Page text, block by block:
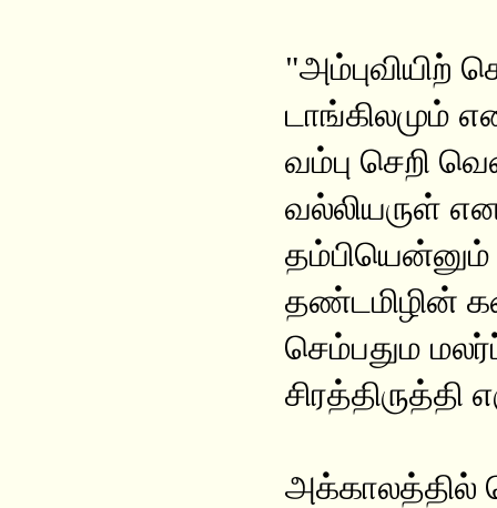
"அம்புவியிற்
டாங்கிலமும்
வம்பு செறி
வல்லியருள்
தண்டமிழின்
செம்பதும
அக்காலத்தில்